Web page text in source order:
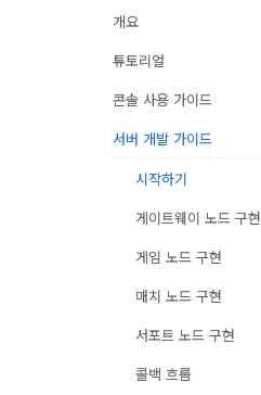
개요
튜토리얼
콘솔 사용 가이드
서버 개발 가이드
시작하기
게이트웨이 노드 구현
게임 노드 구현
매치 노드 구현
서포트 노드 구현
콜백 흐름